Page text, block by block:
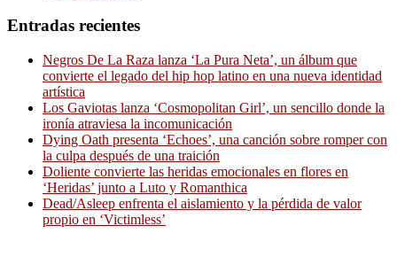
Entradas recientes
Negros De La Raza lanza ‘La Pura Neta’, un álbum que
convierte el legado del hip hop latino en una nueva identidad
artística
Los Gaviotas lanza ‘Cosmopolitan Girl’, un sencillo donde la
ironía atraviesa la incomunicación
Dying Oath presenta ‘Echoes’, una canción sobre romper con
la culpa después de una traición
Doliente convierte las heridas emocionales en flores en
‘Heridas’ junto a Luto y Romanthica
Dead/Asleep enfrenta el aislamiento y la pérdida de valor
propio en ‘Victimless’